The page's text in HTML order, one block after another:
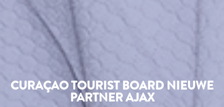
CURAÇAO TOURIST BOARD NIEUWE
PARTNER AJAX